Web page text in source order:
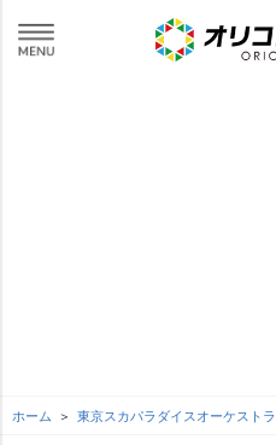
ホーム 東京スカパラダイスオーケストラ